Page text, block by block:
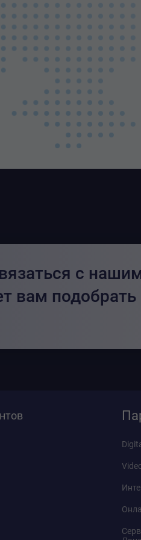
с
вам подобрать